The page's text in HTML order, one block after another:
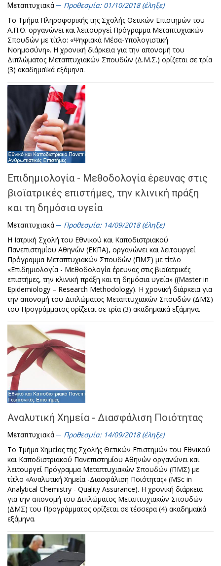
Μεταπτυχιακά
Προθεσμία: 01/10/2018 (έληξε)
Το Τμήμα Πληροφορικής της Σχολής Θετικών Επιστημών του
Α.Π.Θ. οργανώνει και λειτουργεί Πρόγραμμα Μεταπτυχιακών
Σπουδών με τίτλο: «Ψηφιακά Μέσα-Υπολογιστική
Νοημοσύνη». Η χρονική διάρκεια για την απονομή του
Διπλώματος Μεταπτυχιακών Σπουδών (Δ.Μ.Σ.) ορίζεται σε τρία
(3) ακαδημαϊκά εξάμηνα.
Επιδημιολογία - Μεθοδολογία έρευνας στις
βιοϊατρικές επιστήμες, την κλινική πράξη
και τη δημόσια υγεία
Μεταπτυχιακά
Προθεσμία: 14/09/2018 (έληξε)
Η Ιατρική Σχολή του Εθνικού και Καποδιστριακού
Πανεπιστημίου Αθηνών (ΕΚΠΑ), οργανώνει και λειτουργεί
Πρόγραμμα Μεταπτυχιακών Σπουδών (ΠΜΣ) με τίτλο
«Επιδημιολογία - Μεθοδολογία έρευνας στις βιοϊατρικές
επιστήμες, την κλινική πράξη και τη δημόσια υγεία» ((Master in
Epidemiology – Research Methodology). Η χρονική διάρκεια για
την απονομή του Διπλώματος Μεταπτυχιακών Σπουδών (ΔΜΣ)
του Προγράμματος ορίζεται σε τρία (3) ακαδημαϊκά εξάμηνα.
Αναλυτική Χημεία - Διασφάλιση Ποιότητας
Μεταπτυχιακά
Προθεσμία: 14/09/2018 (έληξε)
Το Τμήμα Χημείας της Σχολής Θετικών Επιστημών του Εθνικού
και Καποδιστριακού Πανεπιστημίου Αθηνών οργανώνει και
λειτουργεί Πρόγραμμα Μεταπτυχιακών Σπουδών (ΠΜΣ) με
τίτλο «Αναλυτική Χημεία -Διασφάλιση Ποιότητας» (MSc in
Analytical Chemistry - Quality Assurance). Η χρονική διάρκεια
για την απονομή του Διπλώματος Μεταπτυχιακών Σπουδών
(ΔΜΣ) του Προγράμματος ορίζεται σε τέσσερα (4) ακαδημαϊκά
εξάμηνα.